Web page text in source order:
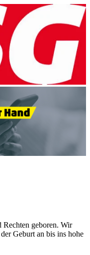
geboren. Wir
Geburt an bis ins hohe